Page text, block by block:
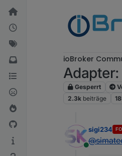
Weiter zum Inhalt
ioBroker
Adapter:
Gesperrt
2.3k beiträge
Online
sigi234
@